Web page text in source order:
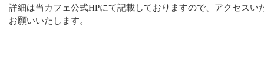
詳細は当カフェ公式HPにて記載しておりますので、アクセスい
お願いいたします。